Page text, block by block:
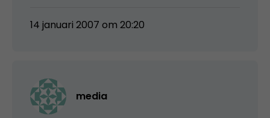
14 januari 2007 om 20:20
media